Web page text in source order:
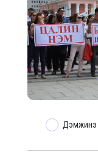
Дэмжинэ